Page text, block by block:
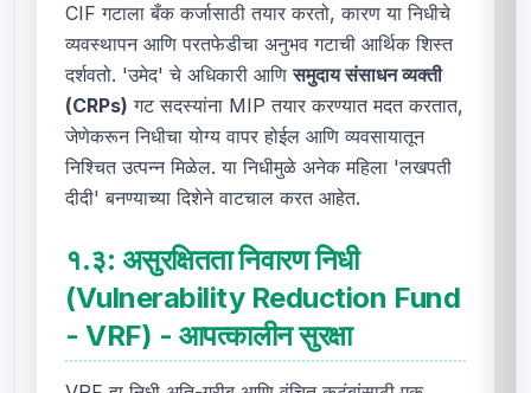
CIF गटाला बँक कर्जासाठी तयार करतो, कारण या निधीचे
व्यवस्थापन आणि परतफेडीचा अनुभव गटाची आर्थिक शिस्त
दर्शवतो. 'उमेद' चे अधिकारी आणिसमुदाय संसाधन व्यक्ती
(CRPs) गट सदस्यांना MIP तयार करण्यात मदत करतात,
जेणेकरून निधीचा योग्य वापर होईल आणि व्यवसायातून
निश्चित उत्पन्न मिळेल. या निधीमुळे अनेक महिला 'लखपती
दीदी' बनण्याच्या दिशेने वाटचाल करत आहेत.
१.३: असुरक्षितता निवारण निधी
(Vulnerability Reduction Fund
- VRF) - आपत्कालीन सुरक्षा